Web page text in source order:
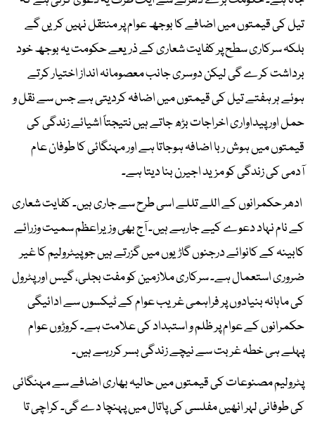
تیل کی قیمتوں میں اضافے کا بوجھ عوام پر منتقل نہیں کریں گے
بلکہ سرکاری سطح پر کفایت شعاری کے ذریعے حکومت یہ بوجھ خود
برداشت کرے گی لیکن دوسری جانب معصومانہ انداز اختیار کرتے
ہوئے ہر ہفتے تیل کی قیمتوں میں اضافہ کردیتی ہے جس سے نقل و
حمل اور پیداواری اخراجات بڑھ جاتے ہیں نتیجتاً اشیائے زندگی کی
قیمتوں میں ہوش ربا اضافہ ہوجاتا ہے اور مہنگائی کا طوفان عام
آدمی کی زندگی کو مزید اجیرن بنا دیتا ہے۔
ادھر حکمرانوں کے اللے تللے اسی طرح سے جاری ہیں۔ کفایت شعاری
کے نام نہاد دعوے کیے جارہے ہیں۔ آج بھی وزیراعظم سمیت وزرائے
کابینہ کے کانوائے درجنوں گاڑیوں میں گزرتے ہیں جو پیٹرولیم کا غیر
ضروری استعمال ہے۔ سرکاری ملازمین کو مفت بجلی، گیس اور پٹرول
کی ماہانہ بنیادوں پر فراہمی غریب عوام کے ٹیکسوں سے ادائیگی
حکمرانوں کے عوام پر ظلم و استبداد کی علامت ہے۔ کروڑوں عوام
پہلے ہی خطہ غربت سے نیچے زندگی بسر کررہے ہیں۔
پٹرولیم مصنوعات کی قیمتوں میں حالیہ بھاری اضافے سے مہنگائی
کی طوفانی لہر انھیں مفلسی کی پاتال میں پہنچا دے گی۔ کراچی تا